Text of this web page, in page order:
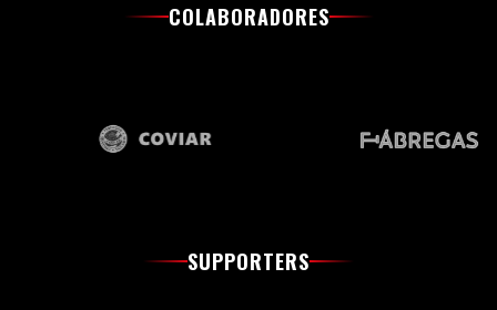
COLABORADORES
SUPPORTERS